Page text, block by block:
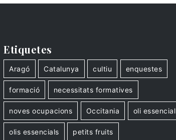
Etiquetes
Aragó Catalunya cultiu enquestes
formació necessitats formatives
noves ocupacions Occitania oli essencial
olis essencials petits fruits